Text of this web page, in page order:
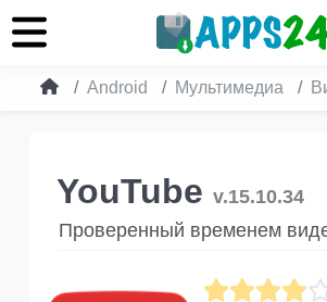
Android Мультимедиа
YouTube v.15.10.34
Проверенный временем